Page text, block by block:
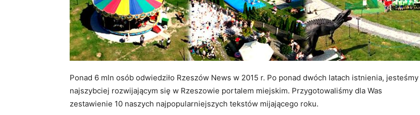
Ponad 6 mln osób odwiedziło Rzeszów News w 2015 r. Po ponad dwóch latach istnienia, jesteśmy
najszybciej rozwijającym się w Rzeszowie portalem miejskim. Przygotowaliśmy dla Was
zestawienie 10 naszych najpopularniejszych tekstów mijającego roku.